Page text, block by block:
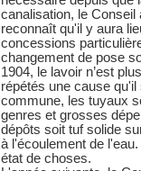
canalisation, le Conseil
reconnaît qu'il y aura
concessions
changement de pose
1904, le lavoir n’est
répétés une cause
commune, les tuyaux
genres et grosses
dépôts soit tuf solide
à l'écoulement de
état de choses.